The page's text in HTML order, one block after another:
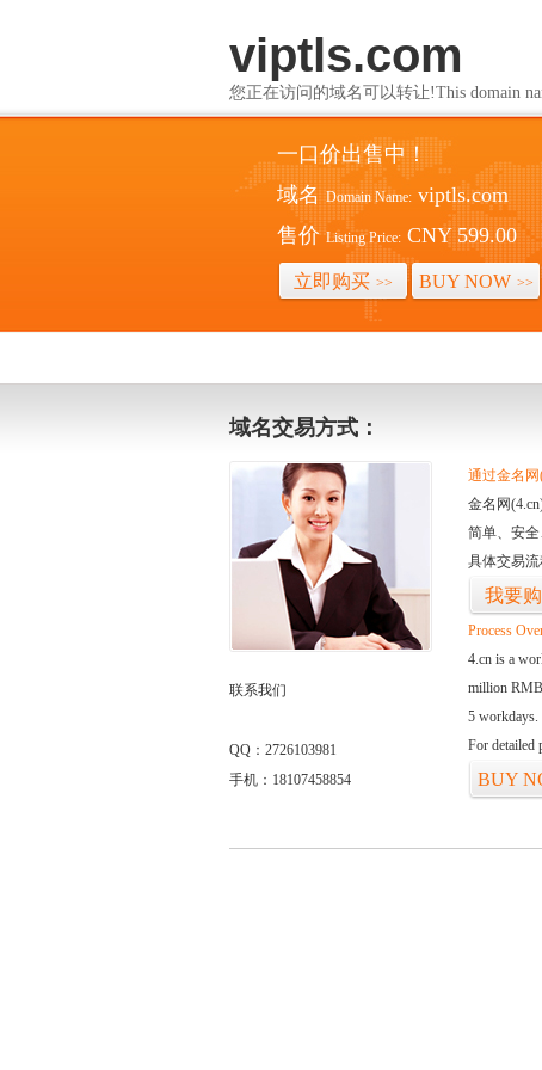
viptls.com
您正在访问的域名可以转让!This domain
一口价出售中！
域名 Domain Name: viptls.com
售价 Listing Price: CNY 599.00
立即购买 >> BUY NOW >>
域名交易方式：
联系我们
QQ：2726103981
手机：18107458854
通过金名网
金名网
简单、安
具体交易
我要
Process
4.cn is a
million RMB
5 workdays.
For detailed
BUY